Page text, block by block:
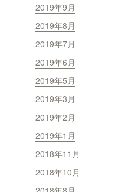
2019年9月
2019年8月
2019年7月
2019年6月
2019年5月
2019年3月
2019年2月
2019年1月
2018年11月
2018年10月